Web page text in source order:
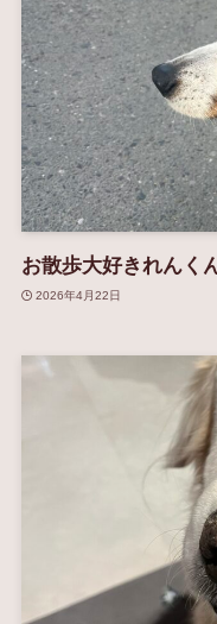
お散歩大好きれんく
2026年4月22日